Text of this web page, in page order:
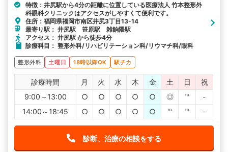
特徴：井尻駅から4分の距離に位置している医療法人 竹本整形外
科眼科クリニックはアクセスがしやすくて便利です。
住所：福岡県福岡市南区井尻3丁目13-14
最寄り駅： 井尻駅 笹原駅 雑餉隈駅
アクセス： 井尻駅 から徒歩4分
診療科目： 整形外科/リハビリテーション科/リウマチ科/眼科
整形外科 土曜日 18時以降OK 駅チカ
診療時間 月 火 水 木 金 土 日
祝
9:00～13:00
○ ○ ○ ○ ○ ◎ ℡
-
14:00～18:45
○ ○ ○ ○ ○ ℡ ℡ -
診断、治療の相談をする